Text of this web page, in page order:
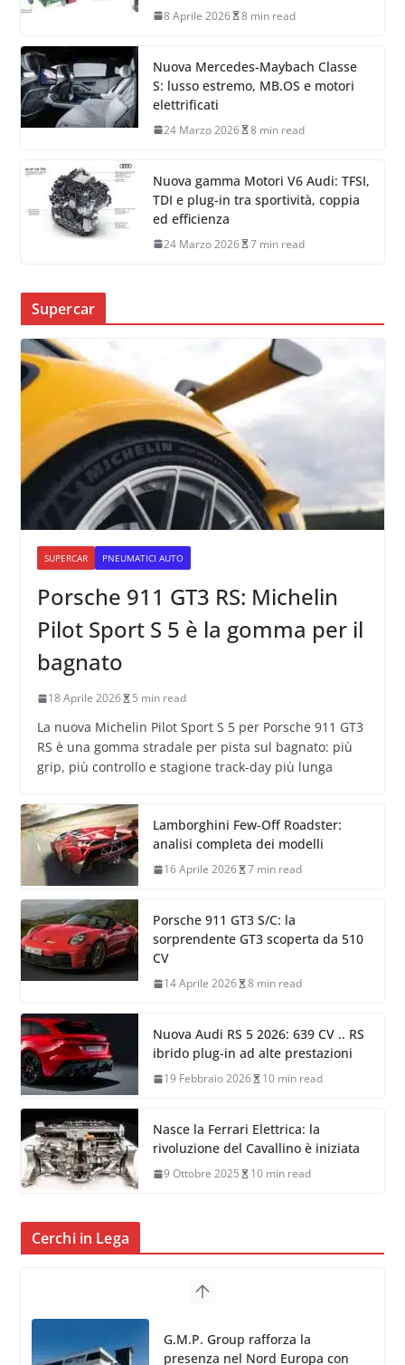
8 Aprile 2026 8 min read
Nuova Mercedes-Maybach Classe
S: lusso estremo, MB.OS e motori
elettrificati
24 Marzo 2026 8 min read
Nuova gamma Motori V6 Audi: TFSI,
TDI e plug-in tra sportività, coppia
ed efficienza
24 Marzo 2026 7 min read
Supercar
SUPERCAR PNEUMATICI AUTO
Porsche 911 GT3 RS: Michelin
Pilot Sport S 5 è la gomma per il
bagnato
18 Aprile 2026 5 min read
La nuova Michelin Pilot Sport S 5 per Porsche 911 GT3
RS è una gomma stradale per pista sul bagnato: più
grip, più controllo e stagione track-day più lunga
Lamborghini Few-Off Roadster:
analisi completa dei modelli
16 Aprile 2026 7 min read
Porsche 911 GT3 S/C: la
sorprendente GT3 scoperta da 510
CV
14 Aprile 2026 8 min read
Nuova Audi RS 5 2026: 639 CV .. RS
ibrido plug-in ad alte prestazioni
19 Febbraio 2026 10 min read
Nasce la Ferrari Elettrica: la
rivoluzione del Cavallino è iniziata
9 Ottobre 2025 10 min read
Cerchi in Lega
presenza nel Nord Europa con